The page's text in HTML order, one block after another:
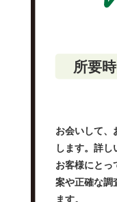
所要
お会いして、
します。詳し
お客様にとっ
案や正確な調
ます。